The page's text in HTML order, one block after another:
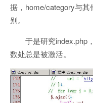
据，home/category与
别。
于是研究index.php
数处总是被激活。